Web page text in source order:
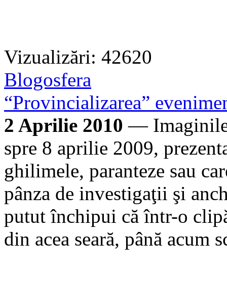
Vizualizări: 42620
Blogosfera
“Provincializarea”
2 Aprilie 2010 — Imaginile
spre 8 aprilie 2009,
ghilimele, paranteze sau
pânza de investigaţii şi
putut închipui că într-o
din acea seară, până acum